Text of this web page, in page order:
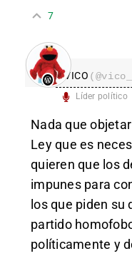
7
VICO
Líder político
Nada que
Ley que es
quieren que los
impunes para
los que piden su
partido
políticamente y